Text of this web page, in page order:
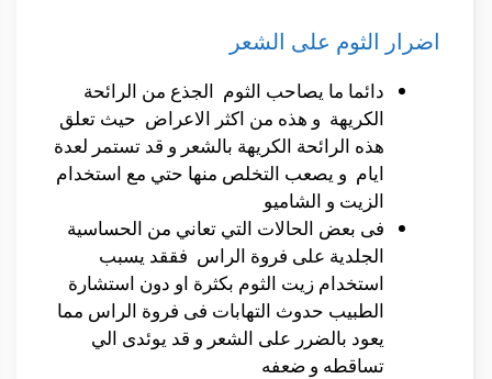
اضرار الثوم على الشعر
دائما ما يصاحب الثوم الجذع من الرائحة
الكريهة و هذه من اكثر الاعراض حيث تعلق
هذه الرائحة الكريهة بالشعر و قد تستمر لعدة
ايام و يصعب التخلص منها حتي مع استخدام
الزيت و الشاميو
فى بعض الحالات التي تعاني من الحساسية
الجلدية على فروة الراس فققد يسبب
استخدام زيت الثوم بكثرة او دون استشارة
الطبيب حدوث التهابات فى فروة الراس مما
يعود بالضرر على الشعر و قد يوئدى الي
تساقطه و ضعفه